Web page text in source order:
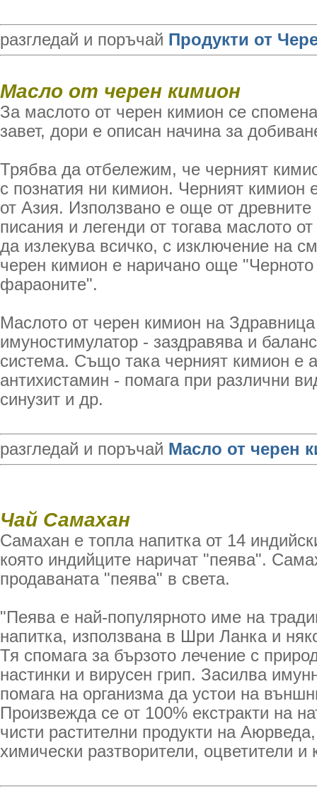
разгледай и поръчай Продукти от
Масло от черен кимион
За маслото от черен кимион се
завет, дори е описан начина за
Трябва да отбележим, че черният
с познатия ни кимион. Черният кимион
от Азия. Използвано е още от древните
писания и легенди от тогава маслото
да излекува всичко, с изключение на
черен кимион е наричано още "Черното
фараоните".
Маслото от черен кимион на
имуностимулатор - заздравява и
система. Също така черният кимион е
антихистамин - помага при различни
синузит и др.
разгледай и поръчай Масло от черен
Чай Самахан
Самахан е топла напитка от 14
която индийците наричат "пеява".
продаваната "пеява" в света.
"Пеява е най-популярното име на
напитка, използвана в Шри Ланка и
Тя спомага за бързото лечение с
настинки и вирусен грип. Засилва
помага на организма да устои на
Произвежда се от 100% екстракти на
чисти растителни продукти на
химически разтворители, оцветители и